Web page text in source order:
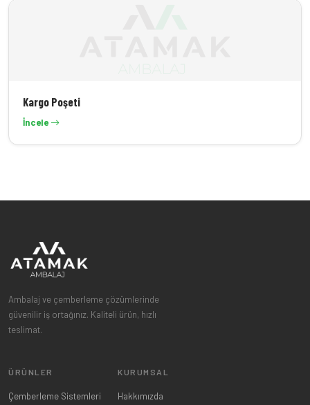
Kargo Poşeti
İncele
Ambalaj ve çemberleme çözümlerinde
güvenilir iş ortağınız. Kaliteli ürün, hızlı
teslimat.
ÜRÜNLER
Çemberleme Sistemleri
KURUMSAL
Hakkımızda